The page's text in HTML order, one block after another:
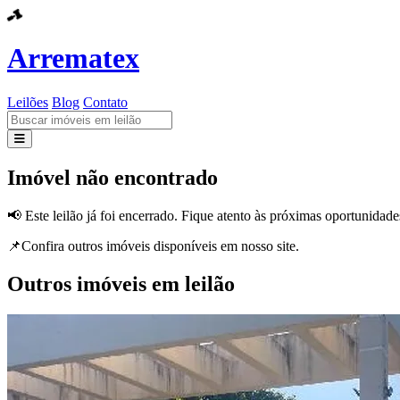
Arrematex
Leilões Blog Contato
Leilões
Contato
Imóvel não encontrado
📢 Este leilão já foi encerrado. Fique atento às próximas
📌Confira outros imóveis disponíveis em nosso site.
Outros imóveis em leilão